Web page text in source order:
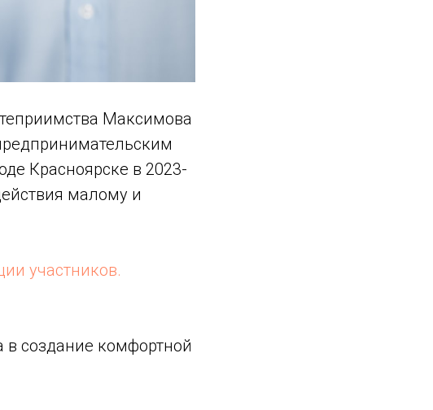
Максимова
Красноярске в 2023-
малому и
участников.
в создание комфортной